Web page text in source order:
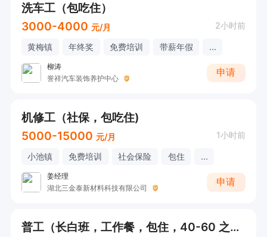
洗车工（包吃住）
3000-4000 元/月 2小时前
黄梅镇 年终奖 免费培训 带薪年假 ...
柳涛
誉祥汽车装饰养护中心
申请
机修工（社保，包吃住)
5000-15000 元/月 1小时前
小池镇 免费培训 社会保险 包住 ...
姜经理
湖北三金泰新材料科技有限公司
申请
普工（长白班，工作餐，包住，40-60 之间）